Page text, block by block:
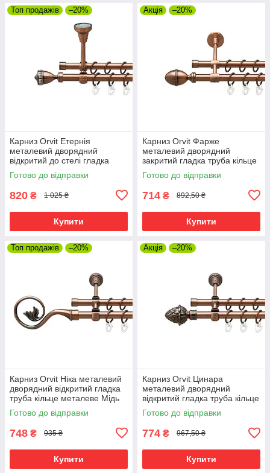
Топ продажів –20%
Карниз Orvit Етернія
металевий дворядний
відкритий до стелі гладка
труба кільце металеве Мідь
16\16 мм 120 см (00-
Готово до відправки
820 ₴ 1 025 ₴
Купити
Акція –20%
Карниз Orvit Фарже
металевий дворядний
закритий гладка труба кільце
металеве Мідь 16\16 мм 120
см (00-00019999)
Готово до відправки
714 ₴ 892,50 ₴
Купити
Топ продажів –20%
Карниз Orvit Ніка металевий
дворядний відкритий гладка
труба кільце металеве Мідь
16\16 мм 120 см (00-
00020672)
Готово до відправки
748 ₴ 935 ₴
Купити
Акція –20%
Карниз Orvit Цинара
металевий дворядний
відкритий гладка труба кільце
металеве Мідь 16\16 мм 120
см (00-00020770)
Готово до відправки
774 ₴ 967,50 ₴
Купити